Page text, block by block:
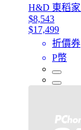
H&D 東稻家
$8,543
$17,499
折價券
P幣